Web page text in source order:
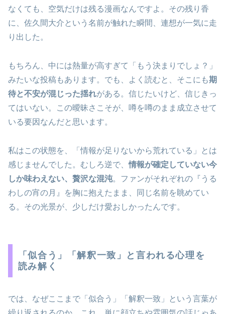
なくても、空気だけは残る漫画なんですよ。その残り香
に、佐久間大介という名前が触れた瞬間、連想が一気に走
り出した。
もちろん、中には熱量が高すぎて「もう決まりでしょ？」
みたいな投稿もあります。でも、よく読むと、そこにも期
待と不安が混じった揺れがある。信じたいけど、信じきっ
てはいない。この曖昧さこそが、噂を噂のまま成立させて
いる要因なんだと思います。
私はこの状態を、「情報が足りないから荒れている」とは
感じませんでした。むしろ逆で、情報が確定していない今
しか味わえない、贅沢な混沌。ファンがそれぞれの『うる
わしの宵の月』を胸に抱えたまま、同じ名前を眺めてい
る。その光景が、少しだけ愛おしかったんです。
「似合う」「解釈一致」と言われる心理を
読み解く
では、なぜここまで「似合う」「解釈一致」という言葉が